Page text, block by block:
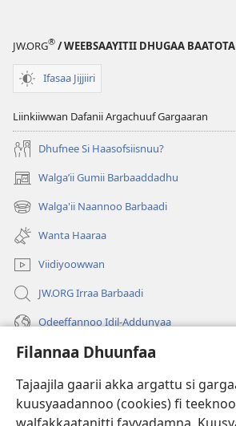
Filannaa Dhuunfaa
Tajaajila gaarii akka argattu si
kuusyaadannoo (cookies) fi
JW.ORG® / WEEBSAAYITII DHUGAA
Ifasaa Jijjiiri
Liinkiiwwan Dafanii Argachuuf Gargaaran
Dhufnee Si Haasofsiisnuu?
Walgaʼii Gumii Barbaaddadhu
(opens
new
window)
Walga'ii Naannoo Barbaadi
(opens
new
window)
Wanta Haaraa
Viidiyoowwan
JW.ORG Irraa Barbaadi
Odeeffannoo Idil-Addunyaa
Gargaarsa
Buusii
(opens
new